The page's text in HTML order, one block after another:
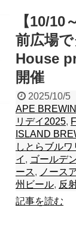
【10/
前広場
House
開催
2025/10/5
APE
リデイ2025,
ISLAND
しとらブルワ
イ , ゴールデ
ース, ノース
州ビール, 反
記事を読む